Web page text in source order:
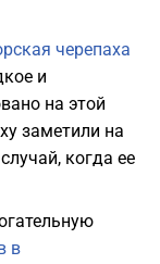
черепаха
и
на этой
заметили на
когда ее
в